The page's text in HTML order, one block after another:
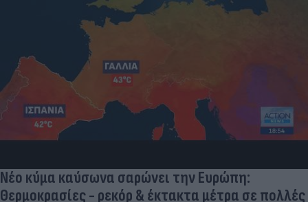
Γιατί οι Έλληνες γελάσαμε πολύ με τη νέα
φανέλα του Σαλάχ (αλλά δεν είναι, προφανώς,